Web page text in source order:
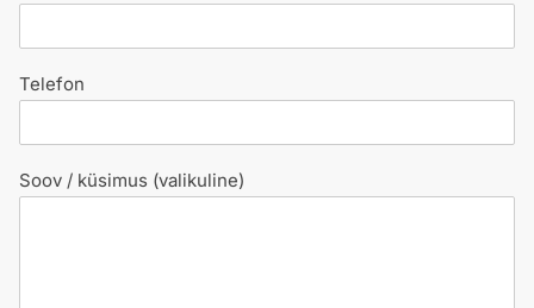
Telefon
Soov / küsimus (valikuline)